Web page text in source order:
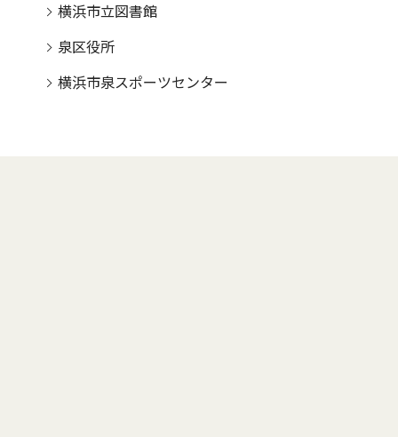
横浜市立図書館
泉区役所
横浜市泉スポーツセンター